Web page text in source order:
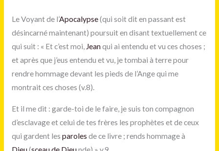
Le Voyant de l’Apocalypse(qui soit dit en passant est
désincarné maintenant) poursuit en disant textuellement ce
qui suit : « Et c’est moi, Jeanqui ai entendu et vu ces choses ;
et après que j’eus entendu et vu, je tombai à terre pour
rendre hommage devant les pieds de l’Ange qui me
montrait ces choses (v.8).
Et il me dit : garde-toi de le faire, je suis ton compagnon
d’esclavage et celui de tes frères les prophètes et de ceux
qui gardent les paroles de ce livre ; rends hommage à